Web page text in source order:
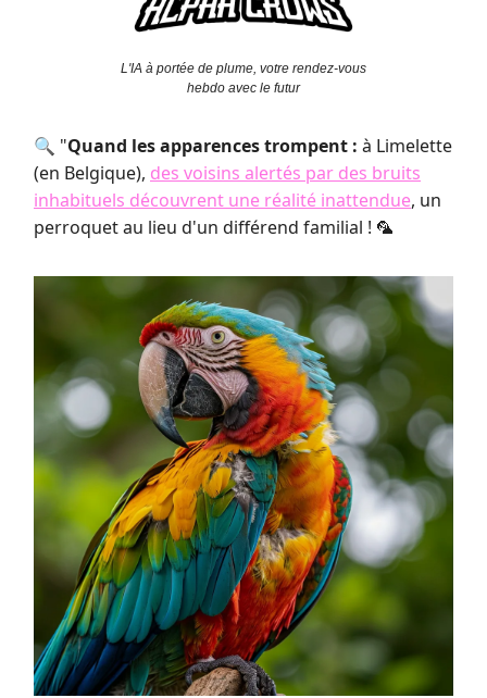
L'IA à portée de plume, votre rendez-vous
hebdo avec le futur
🔍 "Quand les apparences trompent : à Limelette
(en Belgique), des voisins alertés par des bruits
inhabituels découvrent une réalité inattendue, un
perroquet au lieu d'un différend familial ! 🦜